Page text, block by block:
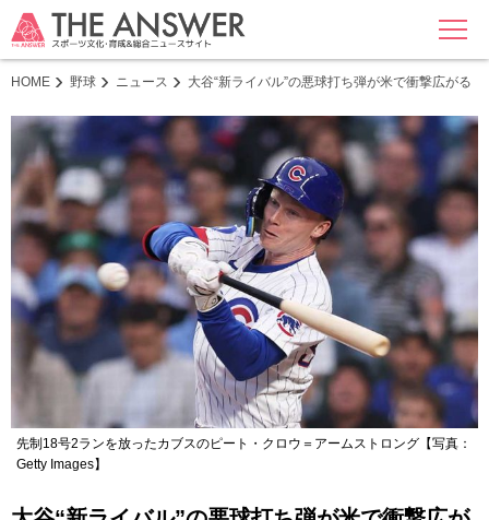
MENU
HOME 野球 ニュース 大谷“新ライバル”の悪球打ち弾が米で衝撃広が
先制18号2ランを放ったカブスのピート・クロウ＝アームストロング【写真：
Getty Images】